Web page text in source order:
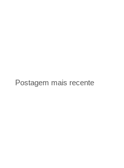
Postagem mais recente